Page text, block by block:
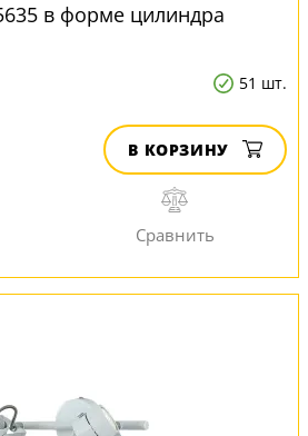
в форме цилиндра
51 шт.
В КОРЗИНУ